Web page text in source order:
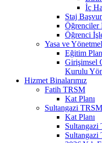
İç
Staj
Öğrenciler
Öğrenci
Yasa ve
Eğitim
Girişimsel
Kurulu
Hizmet Binalarımız
Fatih TRSM
Kat Planı
Sultangazi TRSM
Kat Planı
Sultangazi
Sultangazi